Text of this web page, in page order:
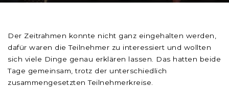
Der Zeitrahmen konnte nicht ganz eingehalten werden,
dafür waren die Teilnehmer zu interessiert und wollten
sich viele Dinge genau erklären lassen. Das hatten beide
Tage gemeinsam, trotz der unterschiedlich
zusammengesetzten Teilnehmerkreise.